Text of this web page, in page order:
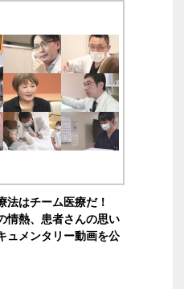
法はチーム医療だ！
情熱、患者さんの思い
ュメンタリー動画を公